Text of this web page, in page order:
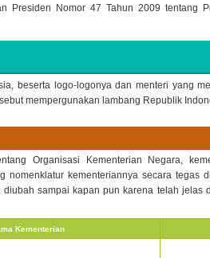
Presiden Nomor 47 Tahun 2009 tentang
beserta logo-logonya dan menteri yang
mempergunakan lambang Republik
Organisasi Kementerian Negara,
nomenklatur kementeriannya secara tegas
sampai kapan pun karena telah jelas
Kementerian